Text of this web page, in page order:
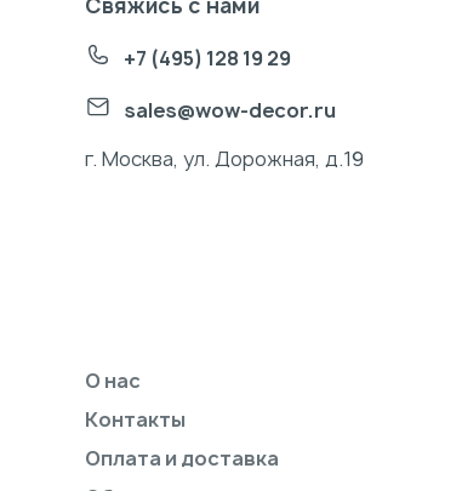
+7 (495) 128 19 29
sales@wow-decor.ru
г. Москва, ул. Дорожная, д.19
О нас
Контакты
Оплата и доставка